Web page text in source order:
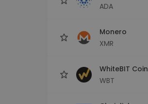
ADA
Monero
XMR
WhiteBIT Coin
WBT